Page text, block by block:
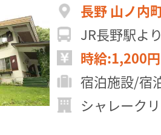
長野 山ノ内
JR長野駅よ
時給:1,200
宿泊施設/宿
シャレーク